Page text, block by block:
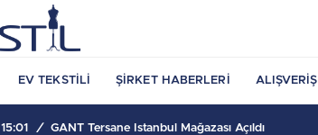
EV TEKSTILI ŞIRKET HABERLERI ALIŞVERIŞ
15:01 / GANT Tersane İstanbul Mağazası Açıldı